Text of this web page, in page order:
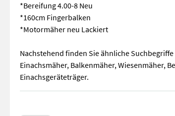
*Bereifung 4.00-8 Neu
*160cm Fingerbalken
*Motormäher neu Lackiert
Nachstehend finden Sie ähnliche
Einachsmäher, Balkenmäher, Wiesenmäher,
Einachsgeräteträger.
Reform Motormäher 116 *Rotax 2 Takt Motor